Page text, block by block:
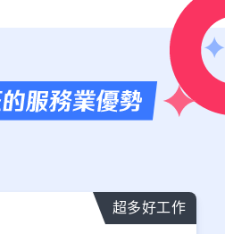
超多好工作